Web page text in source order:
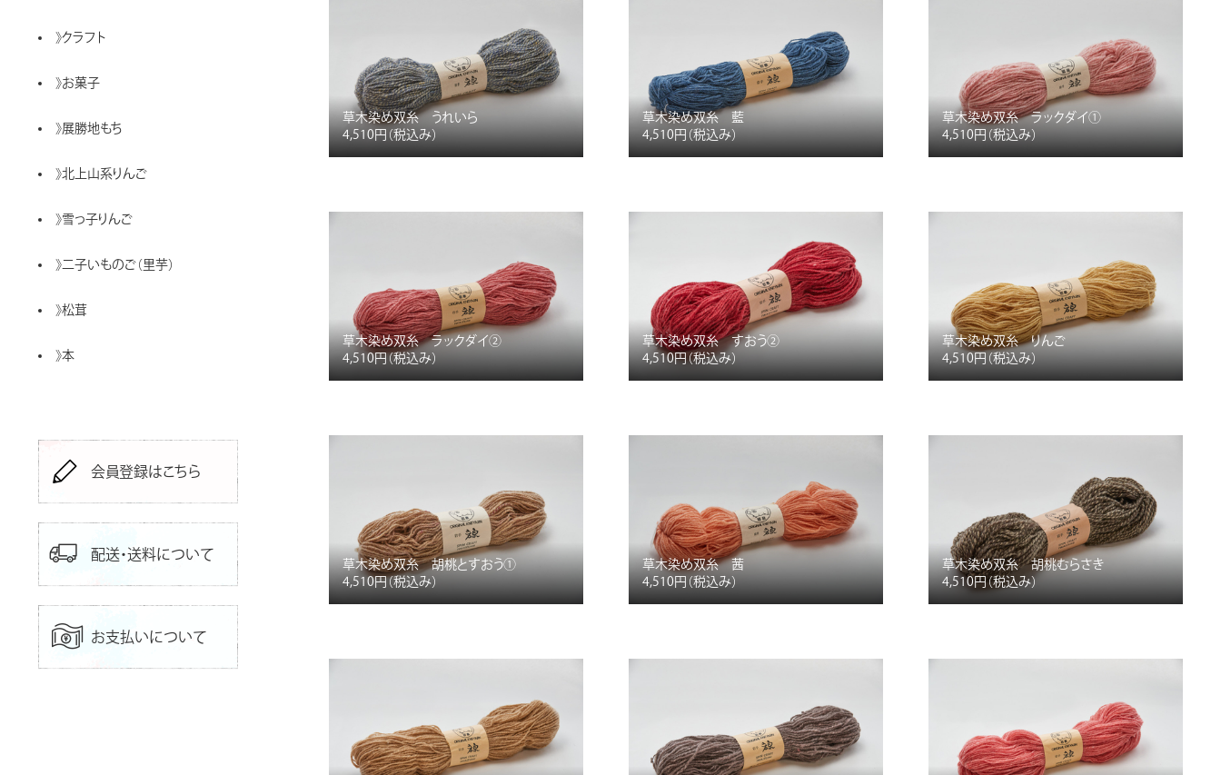
》クラフト
》お菓子
》展勝地もち
》北上山系りんご
》雪っ子りんご
》二子いものご（里芋）
》松茸
》本
会員登録はこちら
配送・送料について
お支払いについて
草木染め双糸 うれいら
4,510円 （税込み）
草木染め双糸 藍
4,510円 （税込み）
草木染め双糸 ラックダイ①
4,510円 （税込み）
草木染め双糸 ラックダイ②
4,510円 （税込み）
草木染め双糸 すおう②
4,510円 （税込み）
草木染め双糸 りんご
4,510円 （税込み）
草木染め双糸 胡桃とすおう①
4,510円 （税込み）
草木染め双糸 茜
4,510円 （税込み）
草木染め双糸 胡桃むらさき
4,510円（税込み）